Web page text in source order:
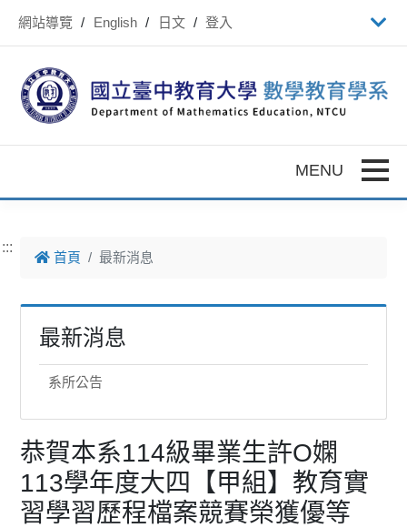
網站導覽 English 日文 登入
:::
首頁 最新消息
最新消息
系所公告
恭賀本系114級畢業生許O嫻
113學年度大四【甲組】教育實
習學習歷程檔案競賽榮獲優等